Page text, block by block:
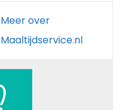
Meer over
Maaltijdservice.nl